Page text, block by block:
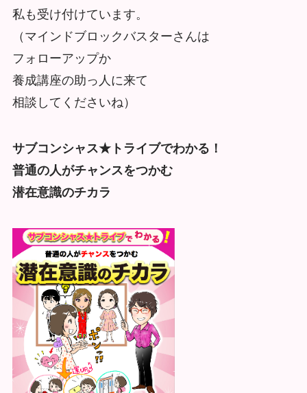
私も受け付けています。
（マインドブロックバスターさんは
フォローアップか
養成講座の助っ人に来て
相談してくださいね）
サブコンシャス★トライブでわかる！
普通の人がチャンスをつかむ
潜在意識のチカラ